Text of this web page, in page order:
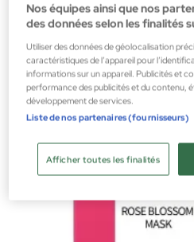
Jayjun
Masques
26,77 €
Nos équipes ainsi que nos
des données selon les finalités
Utiliser des données de géolocalisation
caractéristiques de l’appareil pour
informations sur un appareil. Publicités et
performance des publicités et du contenu,
développement de services.
Liste de nos partenaires (fournisseurs)
Afficher toutes les finalités